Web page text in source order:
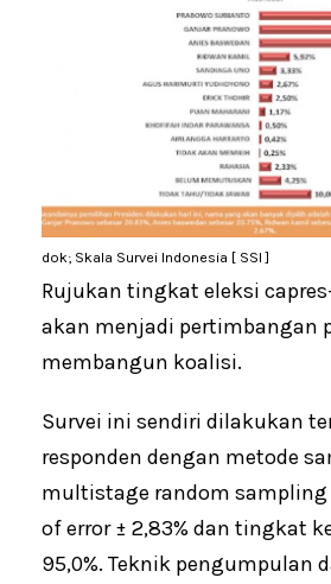
dok; Skala Survei Indonesia [ SSI ]
Rujukan tingkat eleksi
akan menjadi pertimbangan
membangun koalisi.
Survei ini sendiri dilakukan
responden dengan metode
multistage random
of error ± 2,83% dan tingkat
95,0%. Teknik pengumpulan